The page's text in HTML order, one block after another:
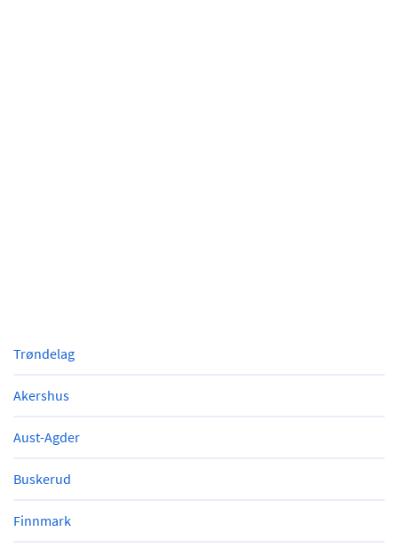
Trøndelag
Akershus
Aust-Agder
Buskerud
Finnmark